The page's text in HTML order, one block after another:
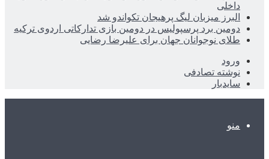
داخلی
البرز میزبان لیگ پرهیجان تکواندو شد
دومین برد پرسپولیس در دومین بازی تدارکاتی اردوی ترکیه
طلای نوجوانان جهان برای علیرضا رضایی
ورود
نوشته تصادفی
سایدبار
منو